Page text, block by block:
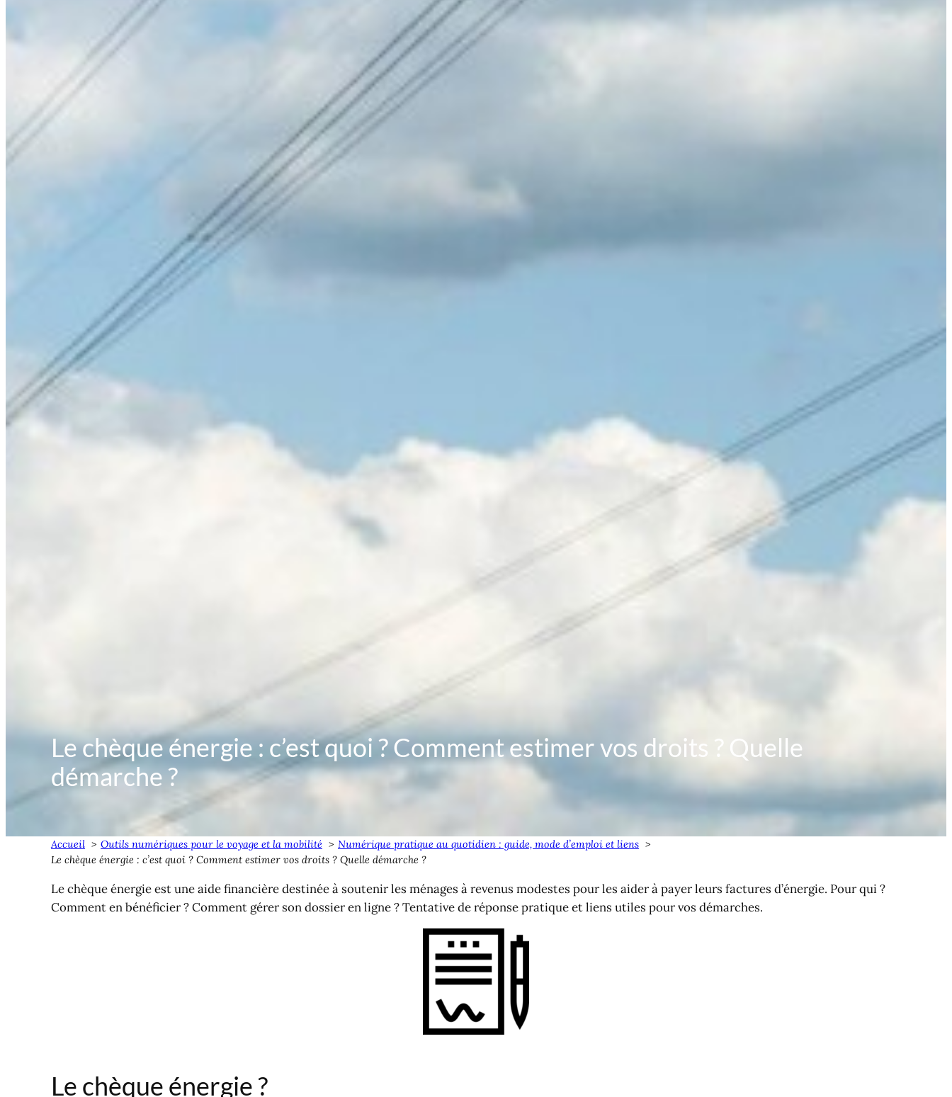
Le chèque énergie : c’est quoi ? Comment estimer vos droits ? Quelle
démarche ?
Accueil Outils numériques pour le voyage et la mobilité
Numérique pratique au quotidien : guide, mode d’emploi et liens
Le chèque énergie : c’est quoi ? Comment estimer vos droits ? Quelle démarche ?
Le chèque énergie est une aide financière destinée à soutenir les ménages à revenus modestes pour les aider à payer leurs factures d’énergie. Pour qui ?
Comment en bénéficier ? Comment gérer son dossier en ligne ? Tentative de réponse pratique et liens utiles pour vos démarches.
Le chèque énergie ?